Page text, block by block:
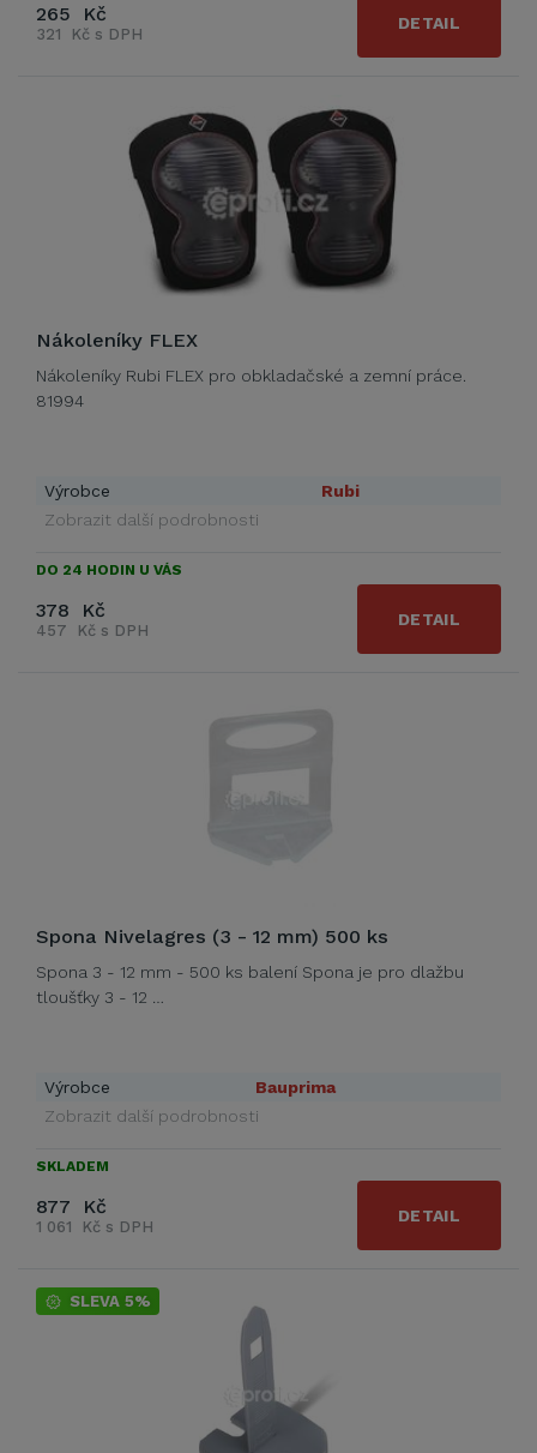
265 Kč
321 Kč s DPH
DETAIL
Nákoleníky FLEX
Nákoleníky Rubi FLEX pro obkladačské a zemní práce.
81994
Výrobce
Rubi
Zobrazit další podrobnosti
DO 24 HODIN U VÁS
378 Kč
457 Kč s DPH
DETAIL
Spona Nivelagres (3 - 12 mm) 500 ks
Spona 3 - 12 mm - 500 ks balení Spona je pro dlažbu
tloušťky 3 - 12 …
Výrobce
Bauprima
Zobrazit další podrobnosti
SKLADEM
877 Kč
1 061 Kč s DPH
DETAIL
SLEVA 5%